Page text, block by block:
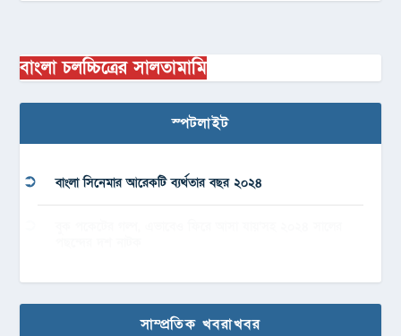
বাংলা চলচ্চিত্রের সালতামামি
স্পটলাইট
বাংলা সিনেমার আরেকটি ব্যর্থতার বছর ২০২৪
সাম্প্রতিক খবরাখবর